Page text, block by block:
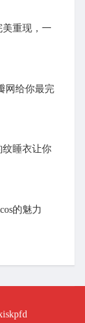
美重现，一
网给你最完
纹睡衣让你
的魅力